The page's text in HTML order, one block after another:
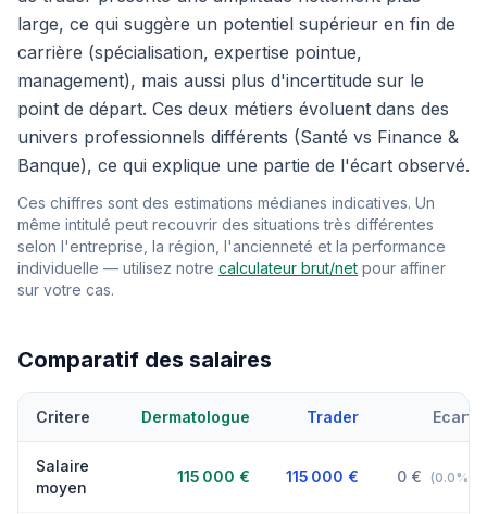
large, ce qui suggère un potentiel supérieur en fin de
carrière (spécialisation, expertise pointue,
management), mais aussi plus d'incertitude sur le
point de départ. Ces deux métiers évoluent dans des
univers professionnels différents (Santé vs Finance &
Banque), ce qui explique une partie de l'écart observé.
Ces chiffres sont des estimations médianes indicatives. Un
même intitulé peut recouvrir des situations très différentes
selon l'entreprise, la région, l'ancienneté et la performance
individuelle — utilisez notre calculateur brut/net pour affiner
sur votre cas.
Comparatif des salaires
Critere Dermatologue Trader Ecart
Salaire
moyen
115 000 € 115 000 € 0 € (0.0%)